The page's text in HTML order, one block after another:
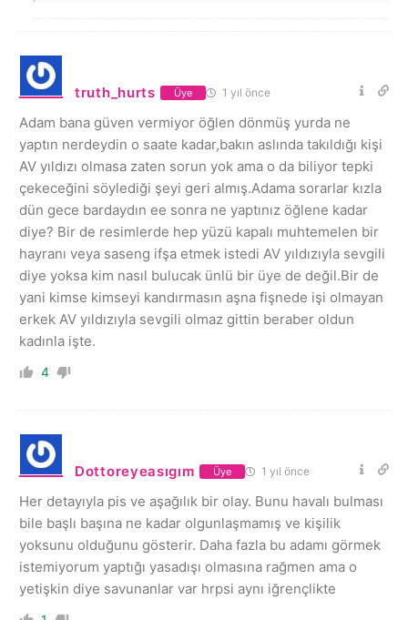
truth_hurts Üye 1 yıl önce
Adam bana güven vermiyor öğlen dönmüş yurda ne
yaptın nerdeydin o saate kadar,bakın aslında takıldığı kişi
AV yıldızı olmasa zaten sorun yok ama o da biliyor tepki
çekeceğini söylediği şeyi geri almış.Adama sorarlar kızla
dün gece bardaydın ee sonra ne yaptınız öğlene kadar
diye? Bir de resimlerde hep yüzü kapalı muhtemelen bir
hayranı veya saseng ifşa etmek istedi AV yıldızıyla sevgili
diye yoksa kim nasıl bulucak ünlü bir üye de değil.Bir de
yani kimse kimseyi kandırmasın aşna fişnede işi olmayan
erkek AV yıldızıyla sevgili olmaz gittin beraber oldun
kadınla işte.
4
Dottoreyeasıgım Üye 1 yıl önce
Her detayıyla pis ve aşağılık bir olay. Bunu havalı bulması
bile başlı başına ne kadar olgunlaşmamış ve kişilik
yoksunu olduğunu gösterir. Daha fazla bu adamı görmek
istemiyorum yaptığı yasadışı olmasına rağmen ama o
yetişkin diye savunanlar var hrpsi aynı iğrençlikte